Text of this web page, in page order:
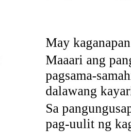
May
Maaari ang
pagsama-
dalawang
Sa
pag-uulit ng